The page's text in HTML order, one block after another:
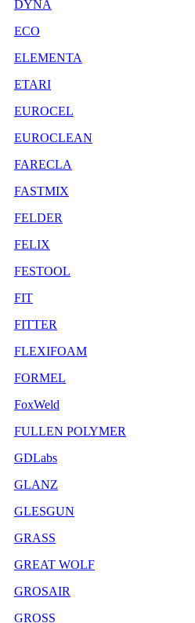
DYNA
ECO
ELEMENTA
ETARI
EUROCEL
EUROCLEAN
FARECLA
FASTMIX
FELDER
FELIX
FESTOOL
FIT
FITTER
FLEXIFOAM
FORMEL
FoxWeld
FULLEN POLYMER
GDLabs
GLANZ
GLESGUN
GRASS
GREAT WOLF
GROSAIR
GROSS